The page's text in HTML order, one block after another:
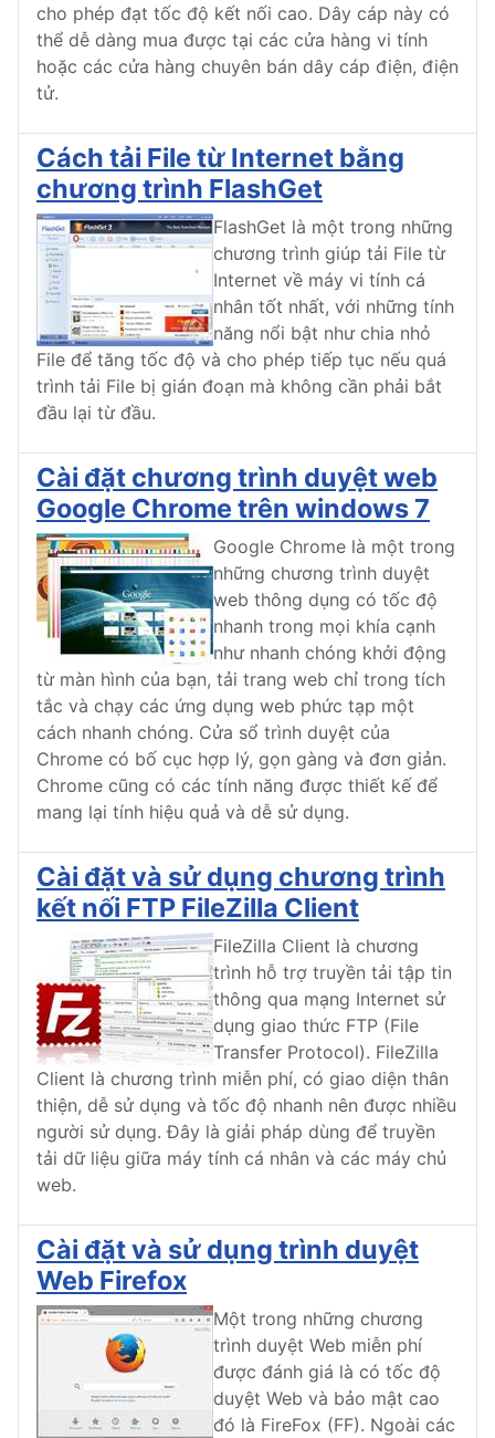
cho phép đạt tốc độ kết nối cao. Dây cáp này có
thể dễ dàng mua được tại các cửa hàng vi tính
hoặc các cửa hàng chuyên bán dây cáp điện, điện
tử.
Cách tải File từ Internet bằng
chương trình FlashGet
FlashGet là một trong những
chương trình giúp tải File từ
Internet về máy vi tính cá
nhân tốt nhất, với những tính
năng nổi bật như chia nhỏ
File để tăng tốc độ và cho phép tiếp tục nếu quá
trình tải File bị gián đoạn mà không cần phải bắt
đầu lại từ đầu.
Cài đặt chương trình duyệt web
Google Chrome trên windows 7
Google Chrome là một trong
những chương trình duyệt
web thông dụng có tốc độ
nhanh trong mọi khía cạnh
như nhanh chóng khởi động
từ màn hình của bạn, tải trang web chỉ trong tích
tắc và chạy các ứng dụng web phức tạp một
cách nhanh chóng. Cửa sổ trình duyệt của
Chrome có bố cục hợp lý, gọn gàng và đơn giản.
Chrome cũng có các tính năng được thiết kế để
mang lại tính hiệu quả và dễ sử dụng.
Cài đặt và sử dụng chương trình
kết nối FTP FileZilla Client
FileZilla Client là chương
trình hỗ trợ truyền tải tập tin
thông qua mạng Internet sử
dụng giao thức FTP (File
Transfer Protocol). FileZilla
Client là chương trình miễn phí, có giao diện thân
thiện, dễ sử dụng và tốc độ nhanh nên được nhiều
người sử dụng. Đây là giải pháp dùng để truyền
tải dữ liệu giữa máy tính cá nhân và các máy chủ
web.
Cài đặt và sử dụng trình duyệt
Web Firefox
Một trong những chương
trình duyệt Web miễn phí
được đánh giá là có tốc độ
duyệt Web và bảo mật cao
đó là FireFox (FF). Ngoài các